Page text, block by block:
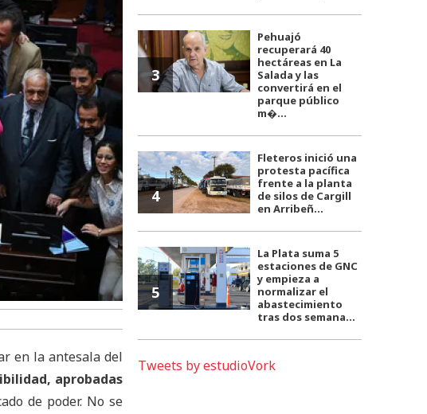
en la antesala del
aprobadas
de poder. No se
3
Pehuajó
recuperará 40
hectáreas en La
Salada y las
convertirá en el
parque público
m�...
4
Fleteros inició una
protesta pacífica
frente a la planta
de silos de Cargill
en Arribeñ...
5
La Plata suma 5
estaciones de GNC
y empieza a
normalizar el
abastecimiento
tras dos semana...
Tweets by estudioVork